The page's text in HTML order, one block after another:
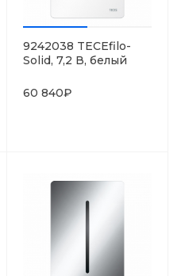
9242038 TECEfilo-
Solid, 7,2 В, белый
60 840₽